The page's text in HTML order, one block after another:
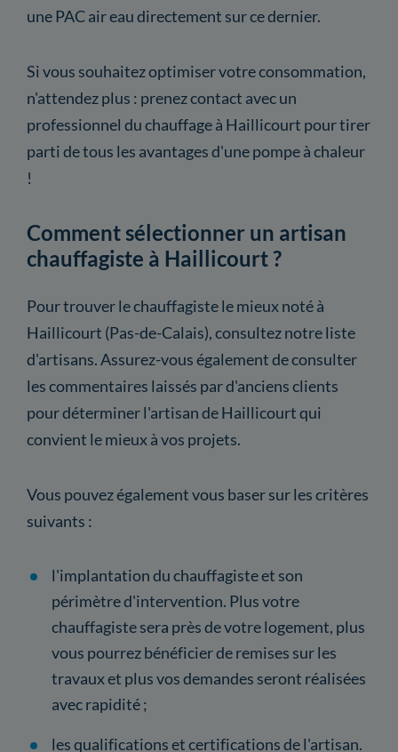
une PAC air eau directement sur ce dernier.
Si vous souhaitez optimiser votre consommation,
n'attendez plus : prenez contact avec un
professionnel du chauffage à Haillicourt pour tirer
parti de tous les avantages d'une pompe à chaleur
!
Comment sélectionner un artisan
chauffagiste à Haillicourt ?
Pour trouver le chauffagiste le mieux noté à
Haillicourt (Pas-de-Calais), consultez notre liste
d'artisans. Assurez-vous également de consulter
les commentaires laissés par d'anciens clients
pour déterminer l'artisan de Haillicourt qui
convient le mieux à vos projets.
Vous pouvez également vous baser sur les critères
suivants :
l'implantation du chauffagiste et son
périmètre d'intervention. Plus votre
chauffagiste sera près de votre logement, plus
vous pourrez bénéficier de remises sur les
travaux et plus vos demandes seront réalisées
avec rapidité ;
les qualifications et certifications de l'artisan.